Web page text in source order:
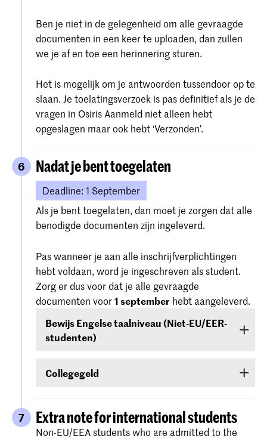
Ben je niet in de gelegenheid om alle gevraagde
documenten in een keer te uploaden, dan zullen
we je af en toe een herinnering sturen.
Het is mogelijk om je antwoorden tussendoor op te
slaan. Je toelatingsverzoek is pas definitief als je de
vragen in Osiris Aanmeld niet alleen hebt
opgeslagen maar ook hebt ‘Verzonden’.
6 Nadat je bent toegelaten
Deadline: 1 September
Als je bent toegelaten, dan moet je zorgen dat alle
benodigde documenten zijn ingeleverd.
Pas wanneer je aan alle inschrijfverplichtingen
hebt voldaan, word je ingeschreven als student.
Zorg er dus voor dat je alle gevraagde
documenten voor1 september hebt aangeleverd.
Bewijs Engelse taalniveau (Niet-EU/EER-
studenten)
een bachelor- of masteropleiding of
taalniveau)voor 1 septemberinleveren.
Collegegeld
informatie via e-mail en Studielink
over het
betalen van het collegegeld.
7 Extra note for international students
Non-EU/EEA students who are admitted to the